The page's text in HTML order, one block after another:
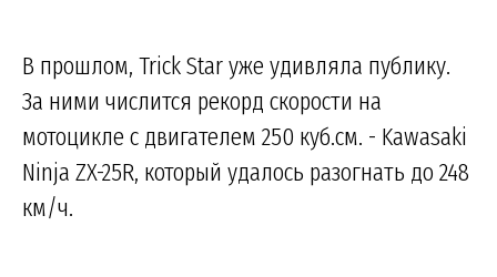
В прошлом, Trick Star уже удивляла публику.
За ними числится рекорд скорости на
мотоцикле с двигателем 250 куб.см. - Kawasaki
Ninja ZX-25R, который удалось разогнать до 248
км/ч.